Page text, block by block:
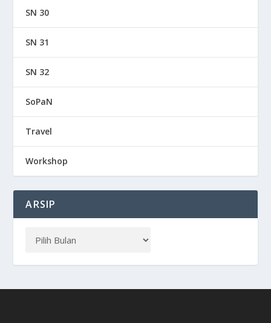
SN 30
SN 31
SN 32
SoPaN
Travel
Workshop
ARSIP